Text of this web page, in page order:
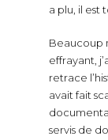
a plu, il est
Beaucoup
effrayant,
retrace
avait fait
servis de